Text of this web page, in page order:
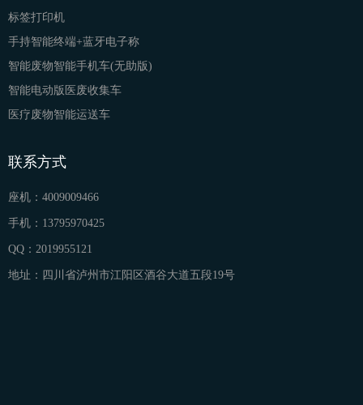
座机： 4009009466
手机： 13795970425
QQ： 2019955121
地址： 四川省泸州市江阳区酒谷大道五段19号
联系方式
标签打印机
手持智能终端+蓝牙电子称
智能废物智能手机车(无助版)
智能电动版医废收集车
医疗废物智能运送车